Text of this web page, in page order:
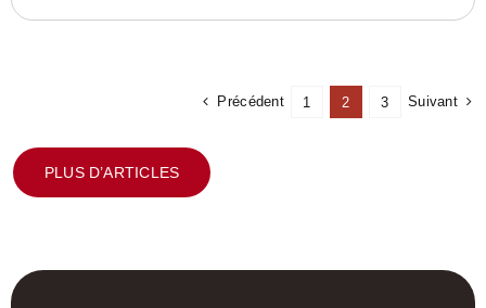
Précédent 1 2 3 Suivant
PLUS D’ARTICLES